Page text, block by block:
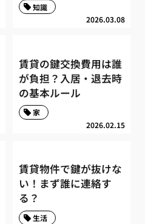
2026.03.08
知識
賃貸の鍵交換費用は誰
が負担？入居・退去時
の基本ルール
2026.02.15
家
賃貸物件で鍵が抜けな
い！まず誰に連絡す
る？
生活